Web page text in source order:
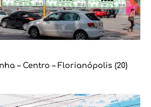
– Centro – Florianópolis (20)